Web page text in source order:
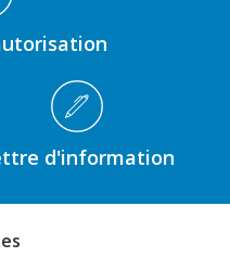
d'information